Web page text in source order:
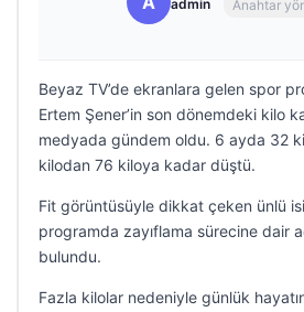
admin Anahtar
Beyaz TV’de ekranlara gelen spor
Ertem Şener’in son dönemdeki kilo
medyada gündem oldu. 6 ayda 32
kilodan 76 kiloya kadar düştü.
Fit görüntüsüyle dikkat çeken ünlü
programda zayıflama sürecine dair
bulundu.
Fazla kilolar nedeniyle günlük